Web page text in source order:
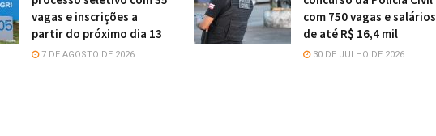
vagas e inscrições a
partir do próximo dia 13
7 DE AGOSTO DE 2026
com 750 vagas e salários
de até R$ 16,4 mil
30 DE JULHO DE 2026